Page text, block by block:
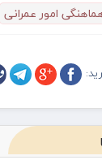
امور عمرانی